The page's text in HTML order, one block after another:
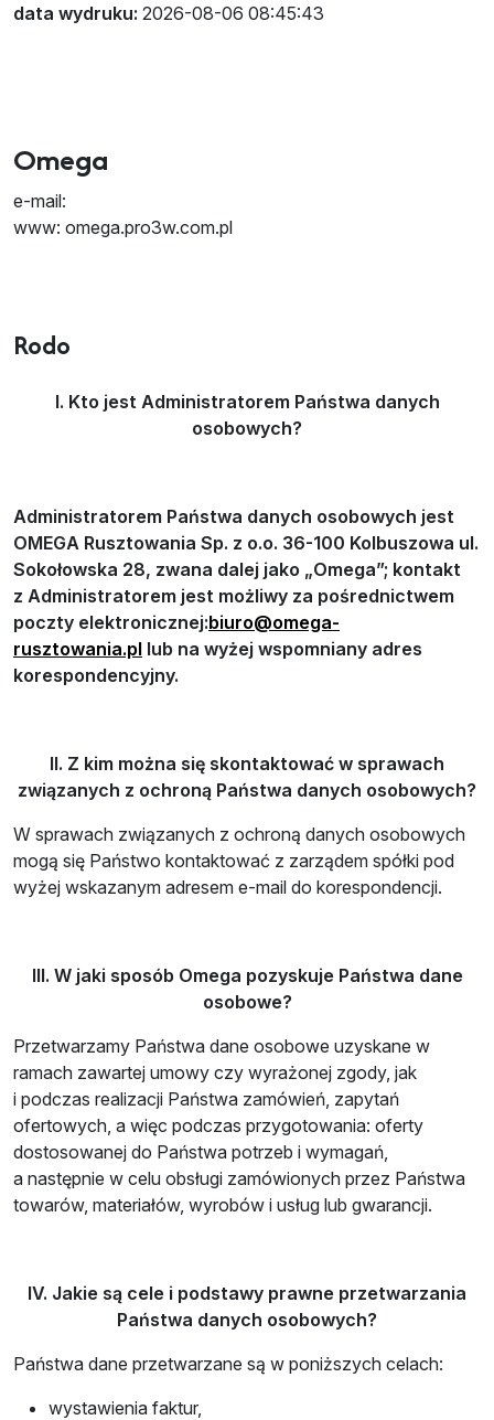
data wydruku: 2026-08-06 08:45:43
Omega
e-mail:
www: omega.pro3w.com.pl
Rodo
I. Kto jest Administratorem Państwa danych
osobowych?
Administratorem Państwa danych osobowych jest
OMEGA Rusztowania Sp. z o.o. 36-100 Kolbuszowa ul.
Sokołowska 28, zwana dalej jako „Omega”; kontakt
z Administratorem jest możliwy za pośrednictwem
poczty elektronicznej:biuro@omega-
rusztowania.pl lub na wyżej wspomniany adres
korespondencyjny.
II. Z kim można się skontaktować w sprawach
związanych z ochroną Państwa danych osobowych?
W sprawach związanych z ochroną danych osobowych
mogą się Państwo kontaktować z zarządem spółki pod
wyżej wskazanym adresem e-mail do korespondencji.
III. W jaki sposób Omega pozyskuje Państwa dane
osobowe?
Przetwarzamy Państwa dane osobowe uzyskane w
ramach zawartej umowy czy wyrażonej zgody, jak
i podczas realizacji Państwa zamówień, zapytań
ofertowych, a więc podczas przygotowania: oferty
dostosowanej do Państwa potrzeb i wymagań,
a następnie w celu obsługi zamówionych przez Państwa
towarów, materiałów, wyrobów i usług lub gwarancji.
IV. Jakie są cele i podstawy prawne przetwarzania
Państwa danych osobowych?
Państwa dane przetwarzane są w poniższych celach:
wystawienia faktur,